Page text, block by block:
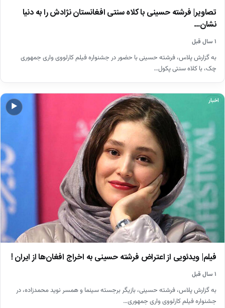
تصاویر| فرشته حسینی با کلاه سنتی افغانستان نژادش را به دنیا
نشان…
۱ سال قبل
به گزارش پلاس، فرشته حسینی با حضور در جشنواره فیلم کارلووی واری جمهوری
چک، با کلاه سنتی پکول…
▶
اخبار
فیلم| ویدئویی از اعتراض فرشته حسینی به اخراج افغان‌ها از ایران !
۱ سال قبل
به گزارش پلاس، فرشته حسینی، بازیگر برجسته سینما و همسر نوید محمدزاده، در
جشنواره فیلم کارلووی واری جمهوری…